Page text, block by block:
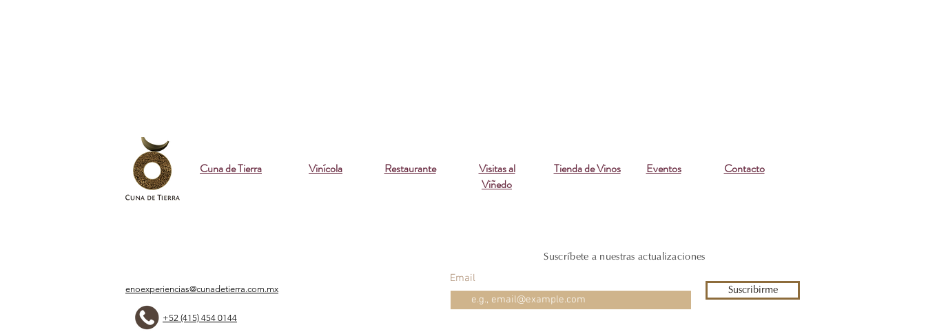
Cuna de Tierra Vinícola Restaurante
Visitas al
Viñedo
Tienda de Vinos Eventos Contacto
enoexperiencias@cunadetierra.com.mx
+52 (415) 454 0144
Suscríbete a nuestras actualizaciones
Email
Suscribirme